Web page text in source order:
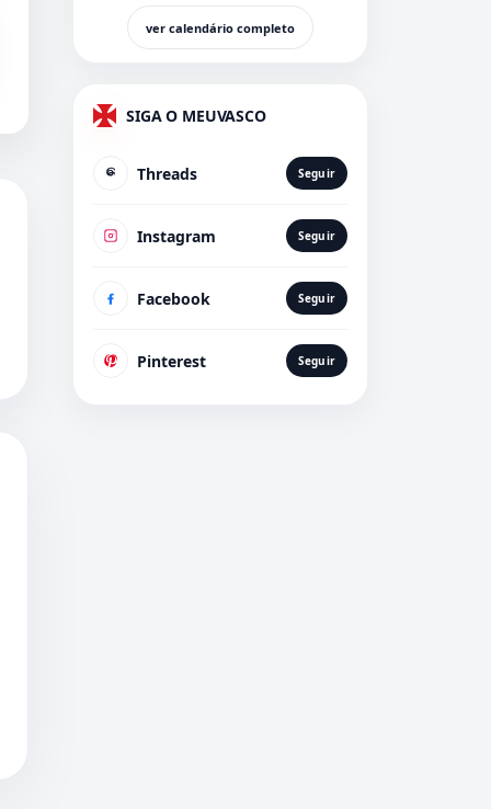
ver calendário completo
SIGA O MEUVASCO
Threads Seguir
Instagram Seguir
Facebook Seguir
Pinterest Seguir